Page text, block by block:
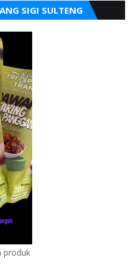
SIGI SULTENG
produk